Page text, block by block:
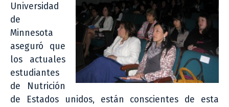
Universidad
de
Minnesota
aseguró que
los actuales
estudiantes
de Nutrición
de Estados unidos, están conscientes de esta